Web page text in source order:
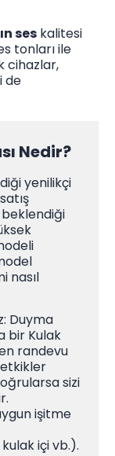
ses kalitesi
tonları ile
cihazlar,
de
Nedir?
yenilikçi
beklendiği
nasıl
Duyma
bir Kulak
randevu
sizi
işitme
içi vb.).